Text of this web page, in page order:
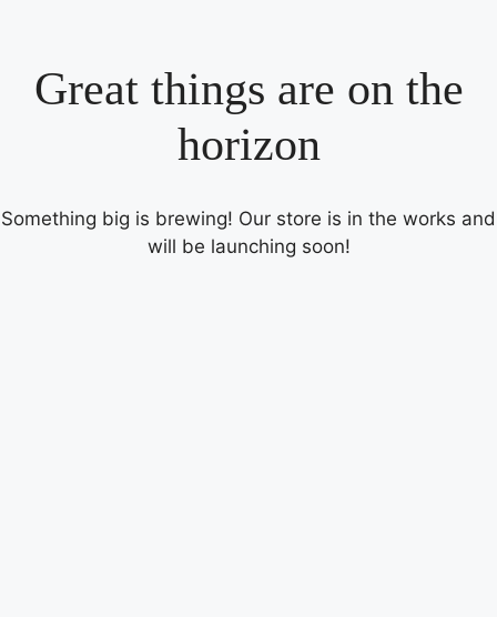
Great things are on the
horizon
Something big is brewing! Our store is in the works and
will be launching soon!